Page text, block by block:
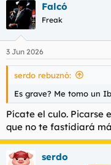
Falcó
Freak
3 Jun 2026
serdo rebuznó:
Es grave? Me tomo un
Pícate el culo. Picarse
que no te fastidiará
serdo